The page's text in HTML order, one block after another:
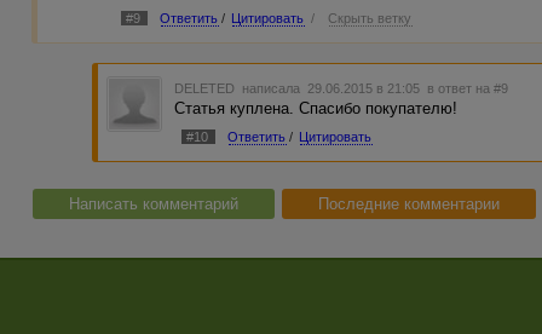
#9 Ответить / Цитировать / Скрыть ветку
DELETED написала 29.06.2015 в 21:05 в ответ на #9
Статья куплена. Спасибо покупателю!
#10 Ответить / Цитировать
Написать комментарий Последние комментарии